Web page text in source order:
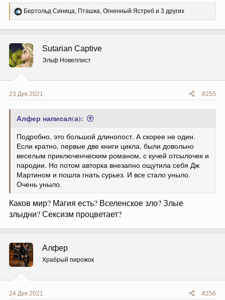
Р
е
ц
и
и
:
Бертольд Синица, Пташка, Огненный Ястреб и 3 других
Sutarian Captive
Эльф Новеллист
23 Дек 2021 #255
Алфер написал(а):
Подробно, это большой длинопост. А скорее не один.
Если кратно, первые две книги цикла, были довольно
веселым приключенческим романом, с кучей отсылочек и
пародии. Но потом авторка внезапно ощутила себя Дж
Мартином и пошла гнать сурьез. И все стало уныло.
Очень уныло.
Каков мир? Магия есть? Вселенское зло? Злые
злыдни? Сексизм процветает?
Алфер
Храбрый пирожок
24 Дек 2021 #256